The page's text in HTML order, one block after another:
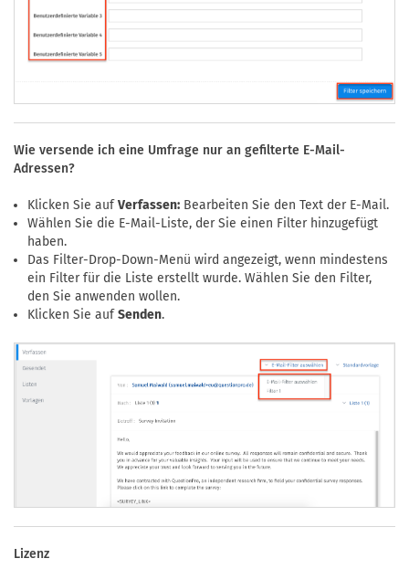
Wie versende ich eine Umfrage nur an gefilterte E-Mail-
Adressen?
Klicken Sie aufVerfassen: Bearbeiten Sie den Text der E-Mail.
Wählen Sie die E-Mail-Liste, der Sie einen Filter hinzugefügt
haben.
Das Filter-Drop-Down-Menü wird angezeigt, wenn mindestens
ein Filter für die Liste erstellt wurde. Wählen Sie den Filter,
den Sie anwenden wollen.
Klicken Sie aufSenden.
Lizenz